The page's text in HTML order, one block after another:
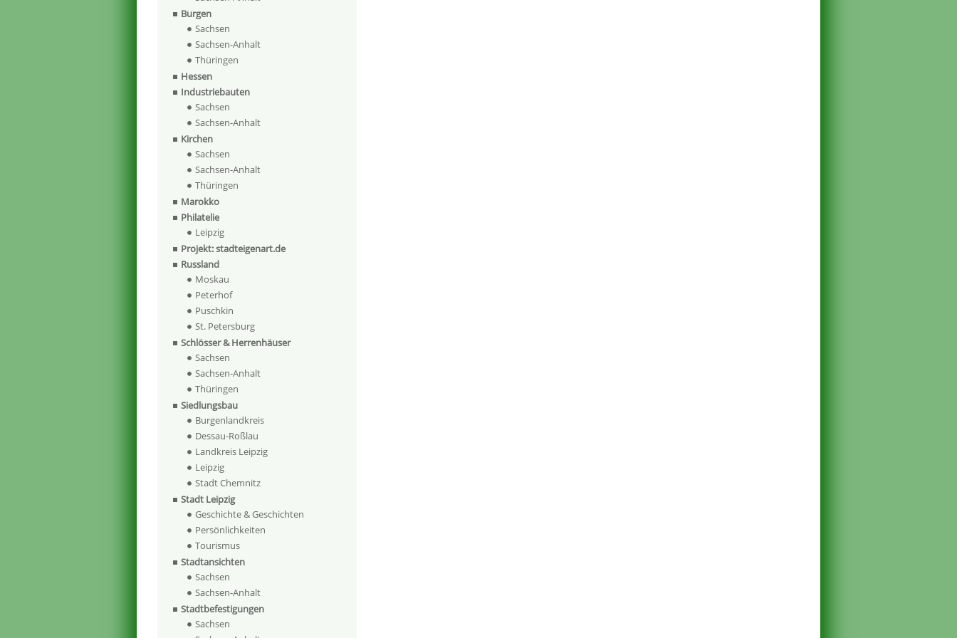
Burgen
Sachsen
Sachsen-Anhalt
Thüringen
Hessen
Industriebauten
Sachsen
Sachsen-Anhalt
Kirchen
Sachsen
Sachsen-Anhalt
Thüringen
Marokko
Philatelie
Leipzig
Projekt: stadteigenart.de
Russland
Moskau
Peterhof
Puschkin
St. Petersburg
Schlösser & Herrenhäuser
Sachsen
Sachsen-Anhalt
Thüringen
Siedlungsbau
Burgenlandkreis
Dessau-Roßlau
Landkreis Leipzig
Leipzig
Stadt Chemnitz
Stadt Leipzig
Geschichte & Geschichten
Persönlichkeiten
Tourismus
Stadtansichten
Sachsen
Sachsen-Anhalt
Stadtbefestigungen
Sachsen